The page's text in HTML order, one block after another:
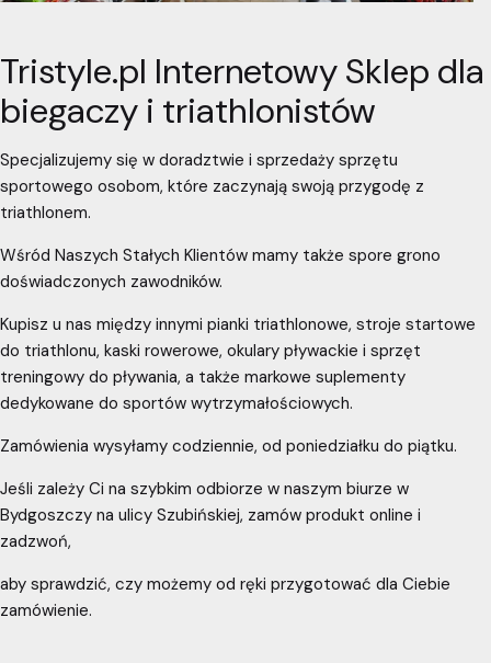
Tristyle.pl Internetowy Sklep dla
biegaczy i triathlonistów
Specjalizujemy się w doradztwie i sprzedaży sprzętu
sportowego osobom, które zaczynają swoją przygodę z
triathlonem.
Wśród Naszych Stałych Klientów mamy także spore grono
doświadczonych zawodników.
Kupisz u nas między innymi pianki triathlonowe, stroje startowe
do triathlonu, kaski rowerowe, okulary pływackie i sprzęt
treningowy do pływania, a także markowe suplementy
dedykowane do sportów wytrzymałościowych.
Zamówienia wysyłamy codziennie, od poniedziałku do piątku.
Jeśli zależy Ci na szybkim odbiorze w naszym biurze w
Bydgoszczy na ulicy Szubińskiej, zamów produkt online i
zadzwoń,
aby sprawdzić, czy możemy od ręki przygotować dla Ciebie
zamówienie.